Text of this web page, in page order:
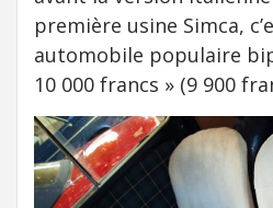
première usine Simca,
automobile populaire
10 000 francs » (9 900